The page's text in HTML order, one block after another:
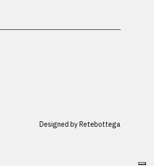
Designed byRetebottega